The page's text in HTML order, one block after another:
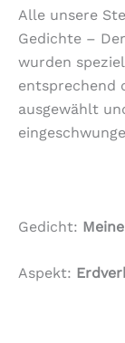
Alle unsere
Gedichte –
wurden
entsprechend
ausgewählt
Gedicht:
Aspekt: